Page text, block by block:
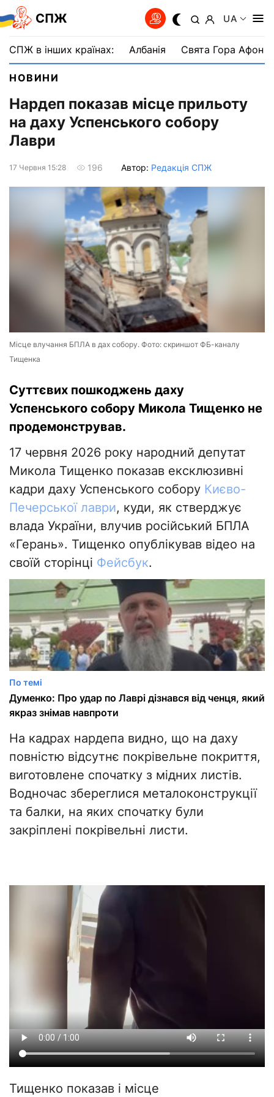
СПЖ UA
СПЖ в інших країнах: Албанія Свята Гора Афон
НОВИНИ
Нардеп показав місце прильоту
на даху Успенського собору
Лаври
17 Червня 15:28 196 Автор: Редакція СПЖ
Місце влучання БПЛА в дах собору. Фото: скриншот ФБ-каналу
Тищенка
Суттєвих пошкоджень даху
Успенського собору Микола Тищенко не
продемонстрував.
17 червня 2026 року народний депутат
Микола Тищенко показав ексклюзивні
кадри даху Успенського собору Києво-
Печерської лаври, куди, як стверджує
влада України, влучив російський БПЛА
«Герань». Тищенко опублікував відео на
своїй сторінці Фейсбук.
По темі
Думенко: Про удар по Лаврі дізнався від ченця, який
якраз знімав навпроти
На кадрах нардепа видно, що на даху
повністю відсутнє покрівельне покриття,
виготовлене спочатку з мідних листів.
Водночас збереглися металоконструкції
та балки, на яких спочатку були
закріплені покрівельні листи.
Тищенко показав і місце